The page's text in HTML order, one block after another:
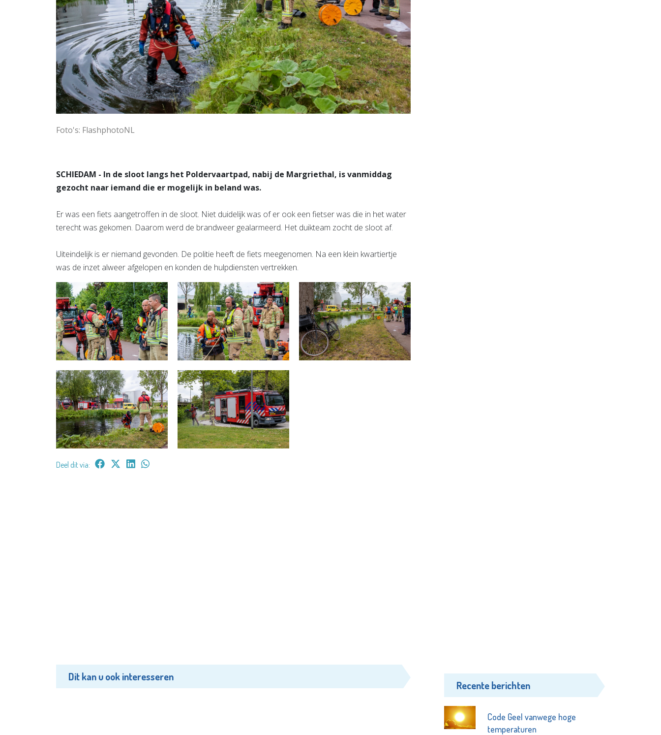
Foto's: FlashphotoNL
SCHIEDAM - In de sloot langs het Poldervaartpad, nabij de Margriethal, is vanmiddag
gezocht naar iemand die er mogelijk in beland was.
Er was een fiets aangetroffen in de sloot. Niet duidelijk was of er ook een fietser was die in het water
terecht was gekomen. Daarom werd de brandweer gealarmeerd. Het duikteam zocht de sloot af.
Uiteindelijk is er niemand gevonden. De politie heeft de fiets meegenomen. Na een klein kwartiertje
was de inzet alweer afgelopen en konden de hulpdiensten vertrekken.
Deel dit via:
Dit kan u ook interesseren
Recente berichten
Code Geel vanwege hoge
temperaturen